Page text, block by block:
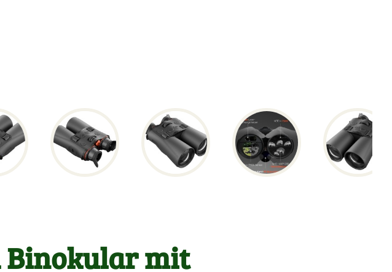
Binokular mit